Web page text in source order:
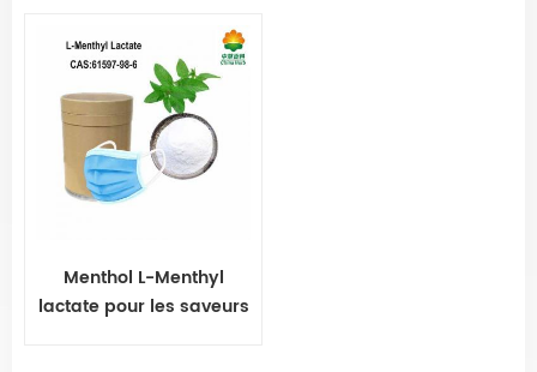
Menthol L-Menthyl
lactate pour les saveurs